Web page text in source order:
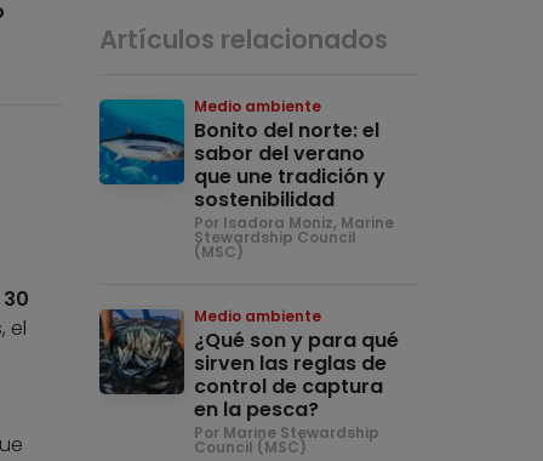
30
el
Artículos relacionados
Medio ambiente
Bonito del norte: el
sabor del verano
que une tradición y
sostenibilidad
Por Isadora Moniz, Marine
Stewardship Council
(MSC)
Medio ambiente
¿Qué son y para qué
sirven las reglas de
control de captura
en la pesca?
Por Marine Stewardship
Council (MSC)